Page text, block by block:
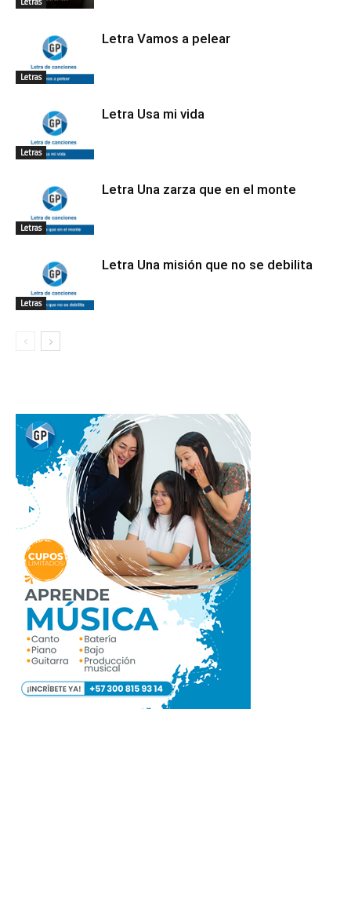
Letras
Letra Vamos a pelear
Letras
Letra Usa mi vida
Letras
Letra Una zarza que en el monte
Letras
Letra Una misión que no se debilita